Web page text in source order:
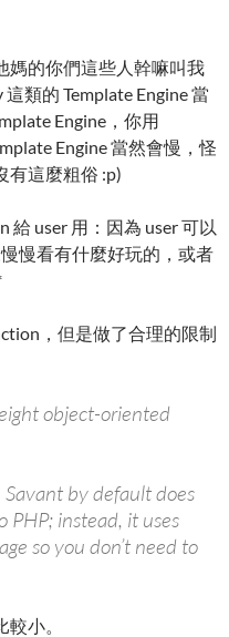
媽的你們這些人幹嘛叫我
類的 Template Engine 當
Engine，你用
Engine 當然會慢，怪
有這麼粗俗 :p)
給 user 用：因為 user 可以
慢看有什麼好玩的，或者
，但是做了合理的限制
object-oriented
by default does
instead, it uses
so you don’t need to
小。